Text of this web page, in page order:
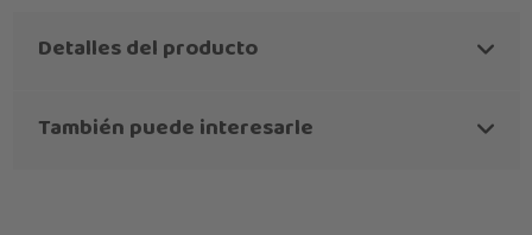
Detalles del producto
También puede interesarle